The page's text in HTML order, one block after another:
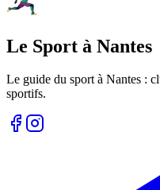
Le Sport à Nantes
Le guide du sport à Nantes :
sportifs.